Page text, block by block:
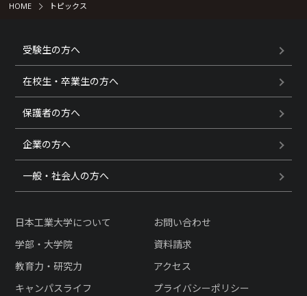
HOME トピックス
受験生の方へ
在校生・卒業生の方へ
保護者の方へ
企業の方へ
一般・社会人の方へ
日本工業大学について
学部・大学院
教育力・研究力
キャンパスライフ
お問い合わせ
資料請求
アクセス
プライバシーポリシー